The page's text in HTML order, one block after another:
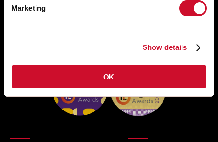
Marketing
Show details
OK